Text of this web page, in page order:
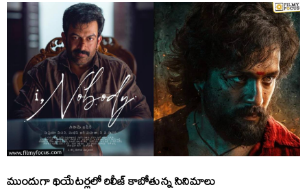
ముందుగా థియేటర్లలో రిలీజ్ కాబోతున్న సినిమాలు